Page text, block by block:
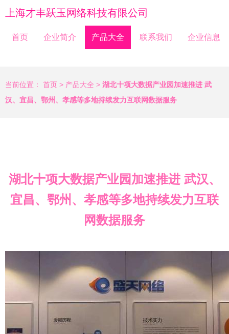
上海才丰跃玉网络科技有限公司
首页 企业简介 产品大全 联系我们 企业信息
当前位置： 首页 > 产品大全 > 湖北十项大数据产业园加速推进 武
汉、宜昌、鄂州、孝感等多地持续发力互联网数据服务
湖北十项大数据产业园加速推进 武汉、
宜昌、鄂州、孝感等多地持续发力互联
网数据服务